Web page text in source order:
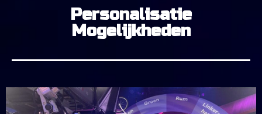
Personalisatie
Mogelijkheden